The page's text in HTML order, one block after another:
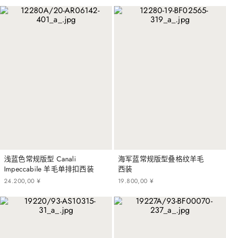
浅蓝色常规版型 Canali
Impeccabile 羊毛单排扣西装
¥
24 ,
200
. 00
海军蓝常规版型叠格纹羊毛
西装
¥
19 ,
800
. 00